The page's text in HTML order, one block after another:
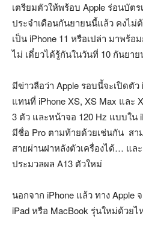
เตรียมตัวให้พร้อบ Apple ร่อนบัต
ประจำเดือนกันยายนนี้แล้ว คงไม่ต้
เป็น iPhone 11 หรือเปล่า มาพร้
ไม่ เดี๋ยวได้รู้กันในวันที่ 10 กันยา
มีข่าวลือว่า Apple รอบนี้จะเปิดตั
แทนที่ iPhone XS, XS Max และ
3 ตัว และหน้าจอ 120 Hz แบบใน
มีชื่อ Pro ตามท้ายด้วยเช่นกัน สา
สายผ่านฝาหลังตัวเครื่องได้… แ
ประมวลผล A13 ตัวใหม่
นอกจาก iPhone แล้ว ทาง Apple
iPad หรือ MacBook รุ่นใหม่ด้วย